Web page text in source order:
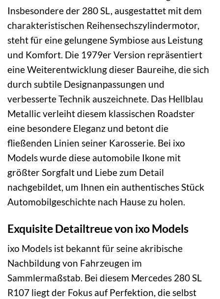
Insbesondere der 280 SL, ausgestattet mit dem
charakteristischen Reihensechszylindermotor,
steht für eine gelungene Symbiose aus Leistung
und Komfort. Die 1979er Version repräsentiert
eine Weiterentwicklung dieser Baureihe, die sich
durch subtile Designanpassungen und
verbesserte Technik auszeichnete. Das Hellblau
Metallic verleiht diesem klassischen Roadster
eine besondere Eleganz und betont die
fließenden Linien seiner Karosserie. Bei ixo
Models wurde diese automobile Ikone mit
größter Sorgfalt und Liebe zum Detail
nachgebildet, um Ihnen ein authentisches Stück
Automobilgeschichte nach Hause zu holen.
Exquisite Detailtreue von ixo Models
ixo Models ist bekannt für seine akribische
Nachbildung von Fahrzeugen im
Sammlermaßstab. Bei diesem Mercedes 280 SL
R107 liegt der Fokus auf Perfektion, die selbst